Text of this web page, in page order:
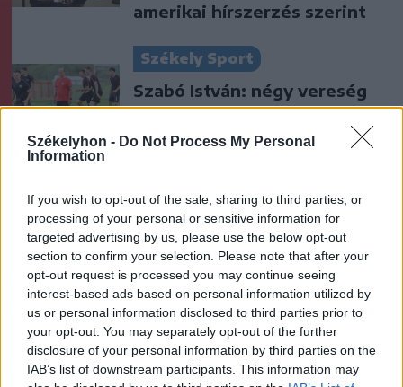
Székelyhon - Do Not Process My Personal
Information
If you wish to opt-out of the sale, sharing to third parties, or
processing of your personal or sensitive information for
targeted advertising by us, please use the below opt-out
section to confirm your selection. Please note that after your
opt-out request is processed you may continue seeing
interest-based ads based on personal information utilized by
us or personal information disclosed to third parties prior to
your opt-out. You may separately opt-out of the further
disclosure of your personal information by third parties on the
IAB’s list of downstream participants. This information may
amerikai hírszerzés szerint
Székely Sport
Szabó István: négy vereség
után egyre nehezebb, de
jönni fognak a jó eredmények
B. Máthé Zsuzsa: Az élet
„doktoriját” végeztem el az
epilepsziámmal